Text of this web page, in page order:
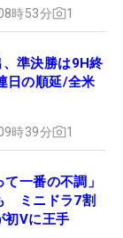
時53分 1
準決勝は9H終
日の順延/全米
時39分 1
て一番の不調」
ミニドラ7割
初Vに王手